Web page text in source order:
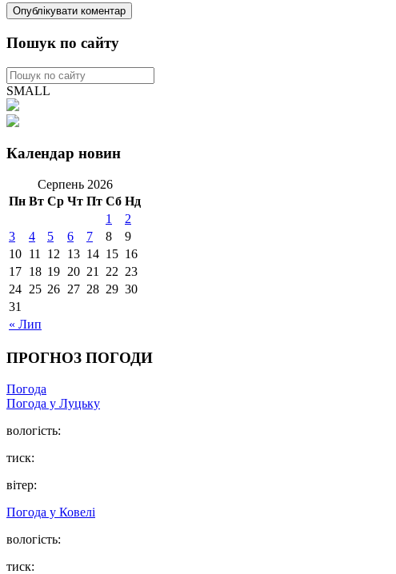
Пошук по сайту
SMALL
Календар новин
Серпень 2026
Пн Вт Ср Чт Пт Сб Нд
« Лип
1
2
3
4 5 6 7 8
9
10 11 12 13 14 15 16
17 18 19 20 21 22 23
24 25 26 27 28 29 30
31
ПРОГНОЗ ПОГОДИ
Погода
Погода у Луцьку
вологість:
тиск:
вітер:
Погода у Ковелі
вологість:
тиск: